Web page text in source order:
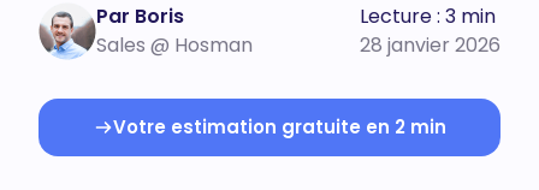
Par Boris
Sales @ Hosman
Lecture : 3 min
28 janvier 2026
Votre estimation gratuite en 2 min